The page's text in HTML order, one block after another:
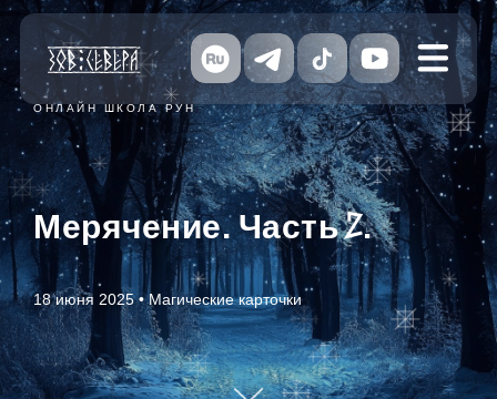
ОНЛАЙН ШКОЛА РУН
Мерячение. Часть 2.
18 июня 2025 • Магические карточки